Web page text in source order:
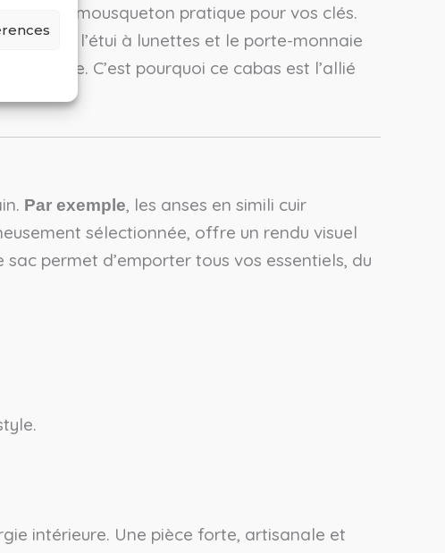
d’un mousqueton pratique pour vos clés.
exemple, l’étui à lunettes et le porte-monnaie
totale. C’est pourquoi ce cabas est l’allié
Par exemple, les anses en simili cuir
sélectionnée, offre un rendu visuel
permet d’emporter tous vos essentiels, du
intérieure. Une pièce forte, artisanale et